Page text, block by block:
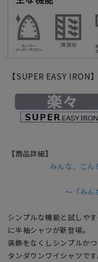
【SUPER EASY IRON】
【商品詳細】
みんな、こん
～『みん
シンプルな機能と試しや
に半袖シャツが新登場。
装飾をなくしシンプルか
タンダウンワイシャツで